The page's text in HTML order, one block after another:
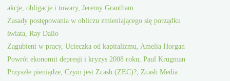
akcje, obligacje i towary, Jeremy Grantham
Zasady postępowania w obliczu zmieniającego się porządku
świata, Ray Dalio
Zagubieni w pracy, Ucieczka od kapitalizmu, Amelia Horgan
Powrót ekonomii depresji i kryzys 2008 roku, Paul Krugman
Przyszłe pieniądze, Czym jest Zcash (ZEC)?, Zcash Media